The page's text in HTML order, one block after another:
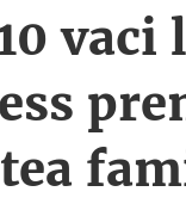
vaci